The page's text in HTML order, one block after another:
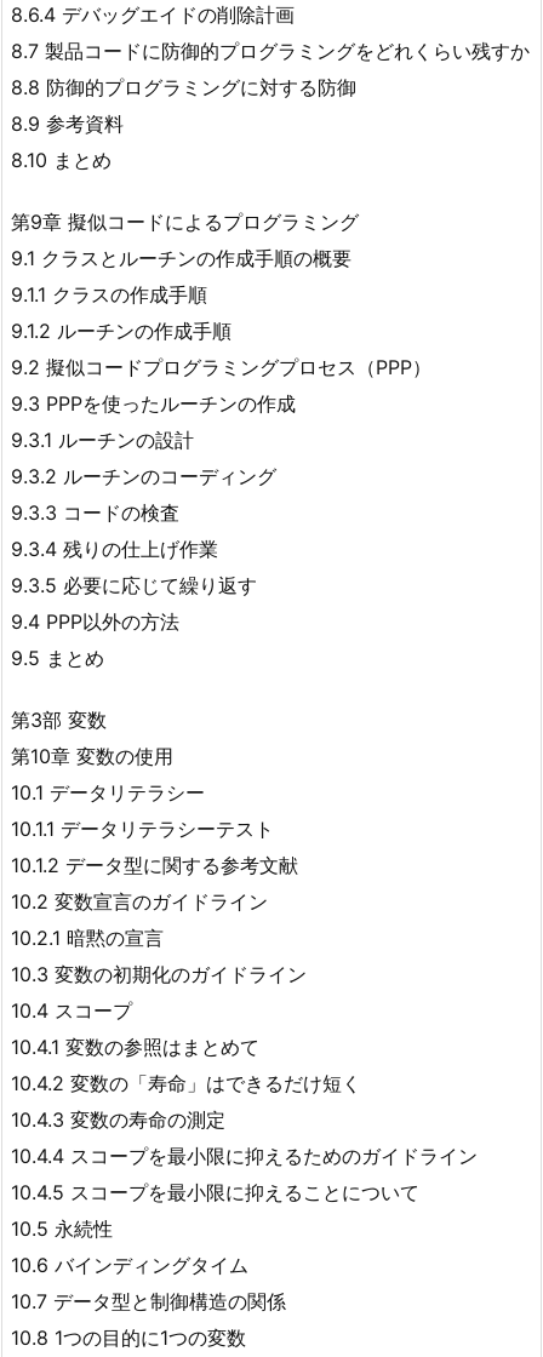
8.6.4 デバッグエイドの削除計画
8.7 製品コードに防御的プログラミングをどれくらい残すか
8.8 防御的プログラミングに対する防御
8.9 参考資料
8.10 まとめ
第9章 擬似コードによるプログラミング
9.1 クラスとルーチンの作成手順の概要
9.1.1 クラスの作成手順
9.1.2 ルーチンの作成手順
9.2 擬似コードプログラミングプロセス（PPP）
9.3 PPPを使ったルーチンの作成
9.3.1 ルーチンの設計
9.3.2 ルーチンのコーディング
9.3.3 コードの検査
9.3.4 残りの仕上げ作業
9.3.5 必要に応じて繰り返す
9.4 PPP以外の方法
9.5 まとめ
第3部 変数
第10章 変数の使用
10.1 データリテラシー
10.1.1 データリテラシーテスト
10.1.2 データ型に関する参考文献
10.2 変数宣言のガイドライン
10.2.1 暗黙の宣言
10.3 変数の初期化のガイドライン
10.4 スコープ
10.4.1 変数の参照はまとめて
10.4.2 変数の「寿命」はできるだけ短く
10.4.3 変数の寿命の測定
10.4.4 スコープを最小限に抑えるためのガイドライン
10.4.5 スコープを最小限に抑えることについて
10.5 永続性
10.6 バインディングタイム
10.7 データ型と制御構造の関係
10.8 1つの目的に1つの変数